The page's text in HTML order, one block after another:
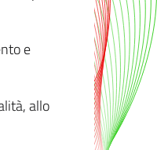
e
allo